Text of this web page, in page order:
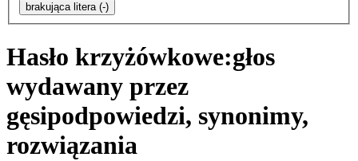
brakująca litera (-)
Hasło krzyżówkowe:głos
wydawany przez
gęsipodpowiedzi, synonimy,
rozwiązania